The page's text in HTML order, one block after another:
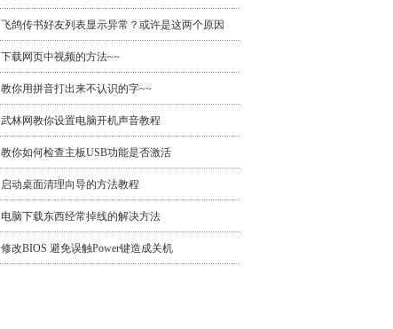
飞鸽传书好友列表显示异常？或许是这两个原因
下载网页中视频的方法~~
教你用拼音打出来不认识的字~~
武林网教你设置电脑开机声音教程
教你如何检查主板USB功能是否激活
启动桌面清理向导的方法教程
电脑下载东西经常掉线的解决方法
修改BIOS 避免误触Power键造成关机